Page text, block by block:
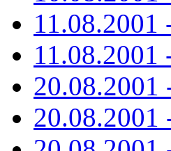
11.08.2001
11.08.2001
20.08.2001
20.08.2001